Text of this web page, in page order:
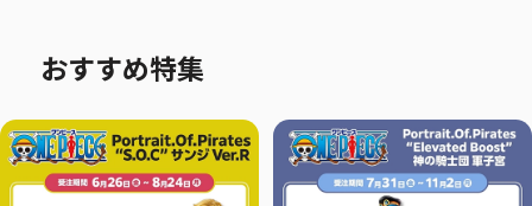
おすすめ特集